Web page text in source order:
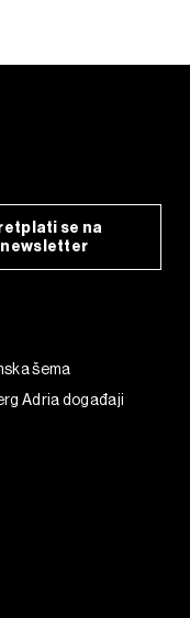
se na
newsletter
šema
Adria događaji